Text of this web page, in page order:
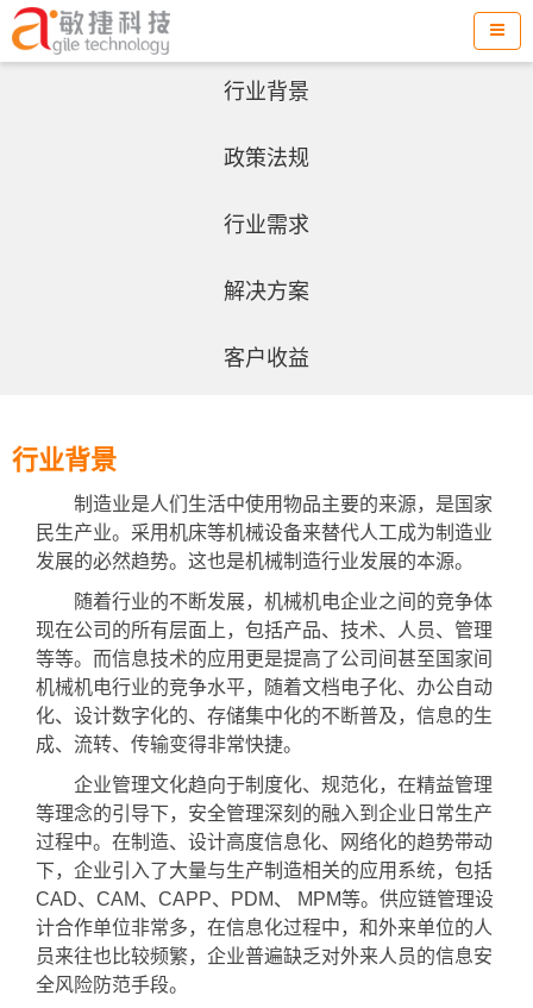
行业背景
政策法规
行业需求
解决方案
客户收益
行业背景
制造业是人们生活中使用物品主要的来源，是国家
民生产业。采用机床等机械设备来替代人工成为制造业
发展的必然趋势。这也是机械制造行业发展的本源。
随着行业的不断发展，机械机电企业之间的竞争体
现在公司的所有层面上，包括产品、技术、人员、管理
等等。而信息技术的应用更是提高了公司间甚至国家间
机械机电行业的竞争水平，随着文档电子化、办公自动
化、设计数字化的、存储集中化的不断普及，信息的生
成、流转、传输变得非常快捷。
企业管理文化趋向于制度化、规范化，在精益管理
等理念的引导下，安全管理深刻的融入到企业日常生产
过程中。在制造、设计高度信息化、网络化的趋势带动
下，企业引入了大量与生产制造相关的应用系统，包括
CAD、CAM、CAPP、PDM、 MPM等。供应链管理设
计合作单位非常多，在信息化过程中，和外来单位的人
员来往也比较频繁，企业普遍缺乏对外来人员的信息安
全风险防范手段。